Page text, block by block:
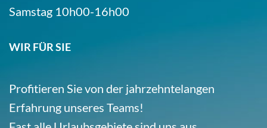
Samstag 10h00-16h00
WIR FÜR SIE
Profitieren Sie von der jahrzehntelangen
Erfahrung unseres Teams!